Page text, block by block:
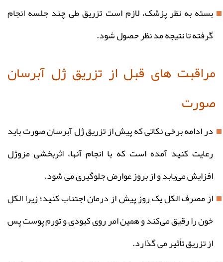
بسته به نظر پزشک، لازم است تزریق طی چند جلسه انجام
گرفته تا نتیجه مد نظر حصول شود.
مراقبت های قبل از تزریق ژل آبرسان
صورت
در ادامه برخی نکاتی که پیش از تزریق ژل آبرسان صورت باید
رعایت کنید آمده است که با انجام آنها، اثربخشی مزوژل
افزایش می‌یابد و از بروز عوارض جلوگیری می‌ شود.
از مصرف الکل یک روز پیش از درمان اجتناب کنید؛ زیرا الکل
خون را رقیق می‌کند و همین امر روی کبودی و تورم پوست پس
از تزریق تأثیر می‌ گذارد.